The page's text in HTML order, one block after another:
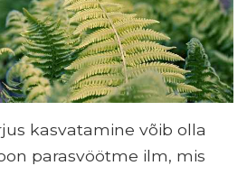
kasvatamine võib olla
parasvöötme ilm, mis